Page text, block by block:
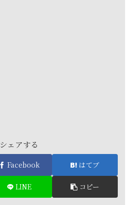
シェアする
Facebook はてブ
LINE コピー